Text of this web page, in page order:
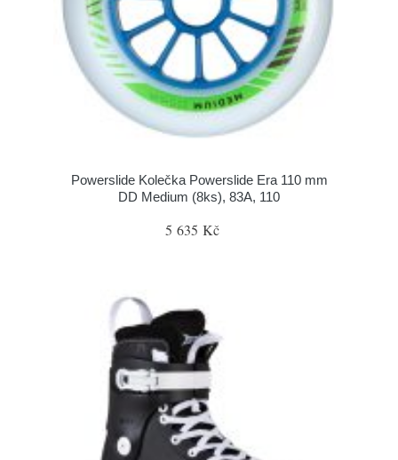
Powerslide Kolečka Powerslide Era 110 mm
DD Medium (8ks), 83A, 110
5 635 Kč